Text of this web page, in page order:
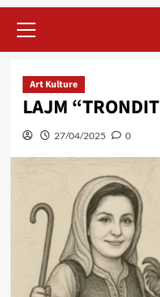
Menu
Art Kulture
LAJM
27/04/2025 0